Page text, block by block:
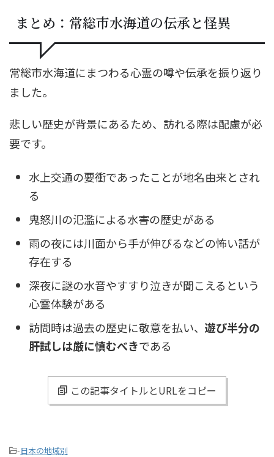
まとめ：常総市水海道の伝承と怪異
常総市水海道にまつわる心霊の噂や伝承を振り返り
ました。
悲しい歴史が背景にあるため、訪れる際は配慮が必
要です。
水上交通の要衝であったことが地名由来とされ
る
鬼怒川の氾濫による水害の歴史がある
雨の夜には川面から手が伸びるなどの怖い話が
存在する
深夜に謎の水音やすすり泣きが聞こえるという
心霊体験がある
訪問時は過去の歴史に敬意を払い、 遊び半分の
肝試しは厳に慎むべきである
この記事タイトルとURLをコピー
-日本の地域別